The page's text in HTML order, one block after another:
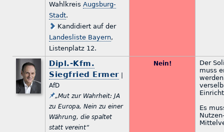
WahlkreisAugsburg-
Stadt.
Kandidiert auf der
Landesliste Bayern,
Listenplatz 12.
Dipl.-Kfm.
Siegfried Ermer|
AfD
„Mut zur Wahrheit: JA
zu Europa, Nein zu einer
Währung, die spaltet
statt vereint“
Nein!
Der
muss
Es